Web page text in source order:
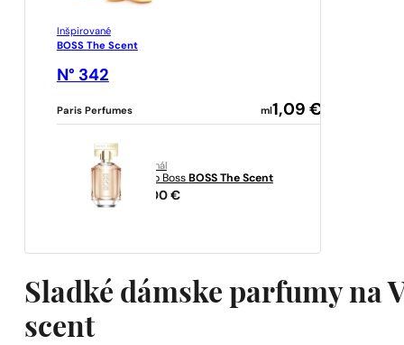
Inšpirované
BOSS The Scent
N° 342
Paris Perfumes ml1,09 €
originál
Hugo Boss BOSS The Scent
61,00 €
Sladké dámske parfumy na
scent